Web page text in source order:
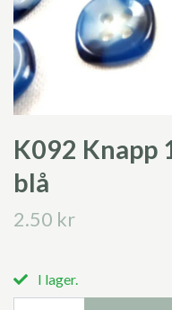
K092 Knapp
blå
2.50 kr
I lager.